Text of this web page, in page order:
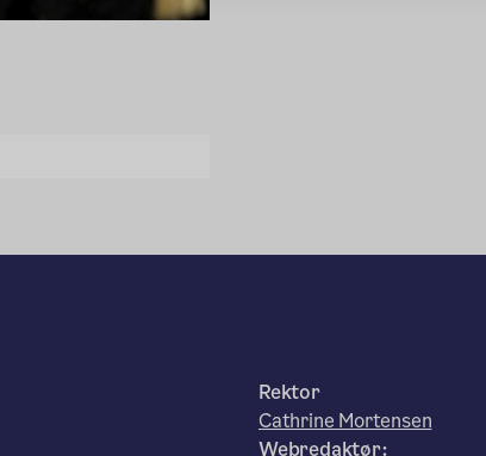
Rektor
Cathrine Mortensen
Webredaktør: